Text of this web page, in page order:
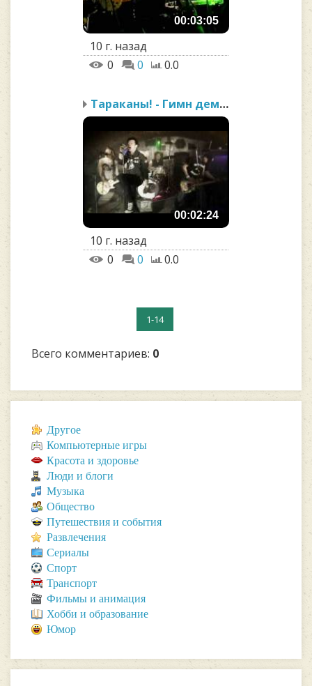
00:03:05
10 г. назад
0
0 0.0
Тараканы! - Гимн демокр...
00:02:24
10 г. назад
0
0 0.0
1-14
Всего комментариев: 0
Другое
Компьютерные игры
Красота и здоровье
Люди и блоги
Музыка
Общество
Путешествия и события
Развлечения
Сериалы
Спорт
Транспорт
Фильмы и анимация
Хобби и образование
Юмор